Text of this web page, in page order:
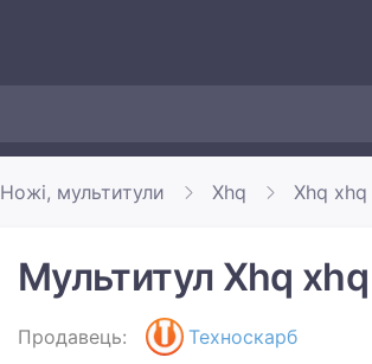
Ножі, мультитули Xhq Xhq xhq
Мультитул Xhq xhq
Продавець: Техноскарб